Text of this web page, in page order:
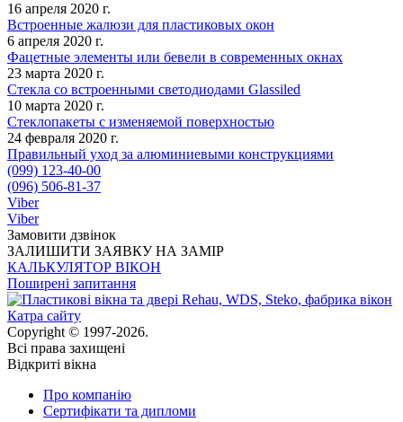
16 апреля 2020 г.
Встроенные жалюзи для пластиковых окон
6 апреля 2020 г.
Фацетные элементы или бевели в современных окнах
23 марта 2020 г.
Стекла со встроенными светодиодами Glassiled
10 марта 2020 г.
Стеклопакеты с изменяемой поверхностью
24 февраля 2020 г.
Правильный уход за алюминиевыми конструкциями
(099) 123-40-00
(096) 506-81-37
Viber
Viber
Замовити дзвінок
ЗАЛИШИТИ ЗАЯВКУ НА ЗАМІР
КАЛЬКУЛЯТОР ВІКОН
Поширені запитання
Катра сайту
Copyright © 1997-2026.
Всі права захищені
Відкриті вікна
Про компанію
Сертифікати та дипломи